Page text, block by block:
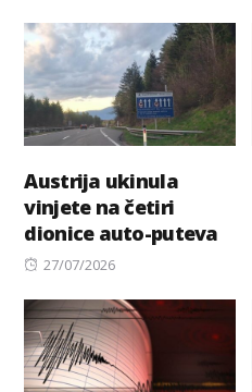
Austrija ukinula
vinjete na četiri
dionice auto-puteva
Posted
27/07/2026